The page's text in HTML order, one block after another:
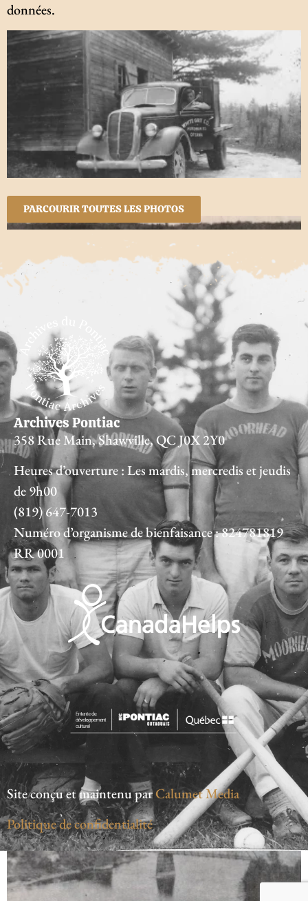
données.
PARCOURIR TOUTES LES PHOTOS
Archives Pontiac
358 Rue Main, Shawville, QC J0X 2Y0
Heures d’ouverture : Les mardis, mercredis et jeudis
de 9h00
(819) 647-7013
Numéro d’organisme de bienfaisance : 824781819
RR 0001
Site conçu et maintenu parCalumet Media
Politique de confidentialité